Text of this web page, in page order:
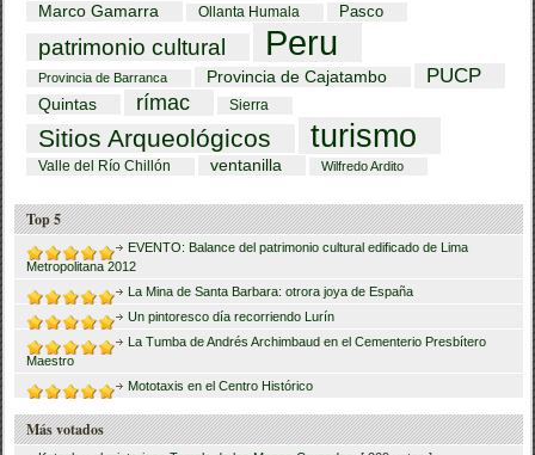
Marco Gamarra Ollanta Humala Pasco
patrimonio cultural Peru
Provincia de Barranca Provincia de Cajatambo PUCP
Quintas rímac Sierra
Sitios Arqueológicos turismo
Valle del Río Chillón ventanilla Wilfredo Ardito
Top 5
EVENTO: Balance del patrimonio cultural edificado de Lima
Metropolitana 2012
La Mina de Santa Barbara: otrora joya de España
Un pintoresco día recorriendo Lurín
La Tumba de Andrés Archimbaud en el Cementerio Presbítero
Maestro
Mototaxis en el Centro Histórico
Más votados